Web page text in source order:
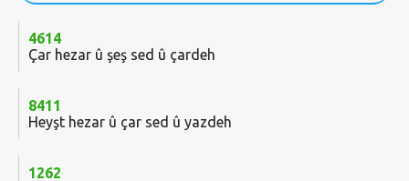
4614
Çar hezar û şeş sed û çardeh
8411
Heyşt hezar û çar sed û yazdeh
1262